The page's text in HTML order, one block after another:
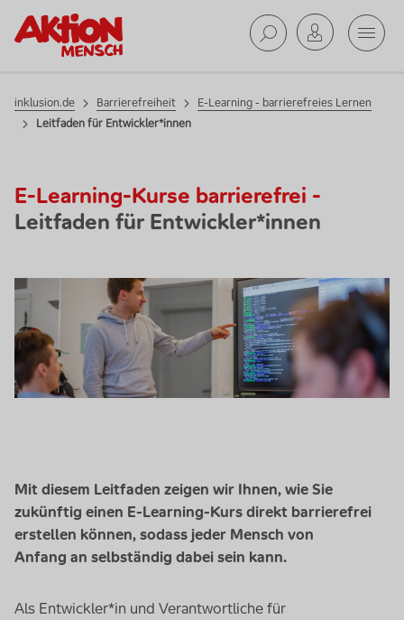
E-Learning -
barrierefreies
Lernen
inklusion.de Barrierefreiheit
E-Learning - barrierefreies Lernen
Leitfaden für Entwickler*innen
E-Learning-Kurse barrierefrei -
Leitfaden für Entwickler*innen
Mit diesem Leitfaden zeigen wir Ihnen, wie Sie
zukünftig einen E-Learning-Kurs direkt barrierefrei
erstellen können, sodass jeder Mensch von
Anfang an selbständig dabei sein kann.
Als Entwickler*in und Verantwortliche für